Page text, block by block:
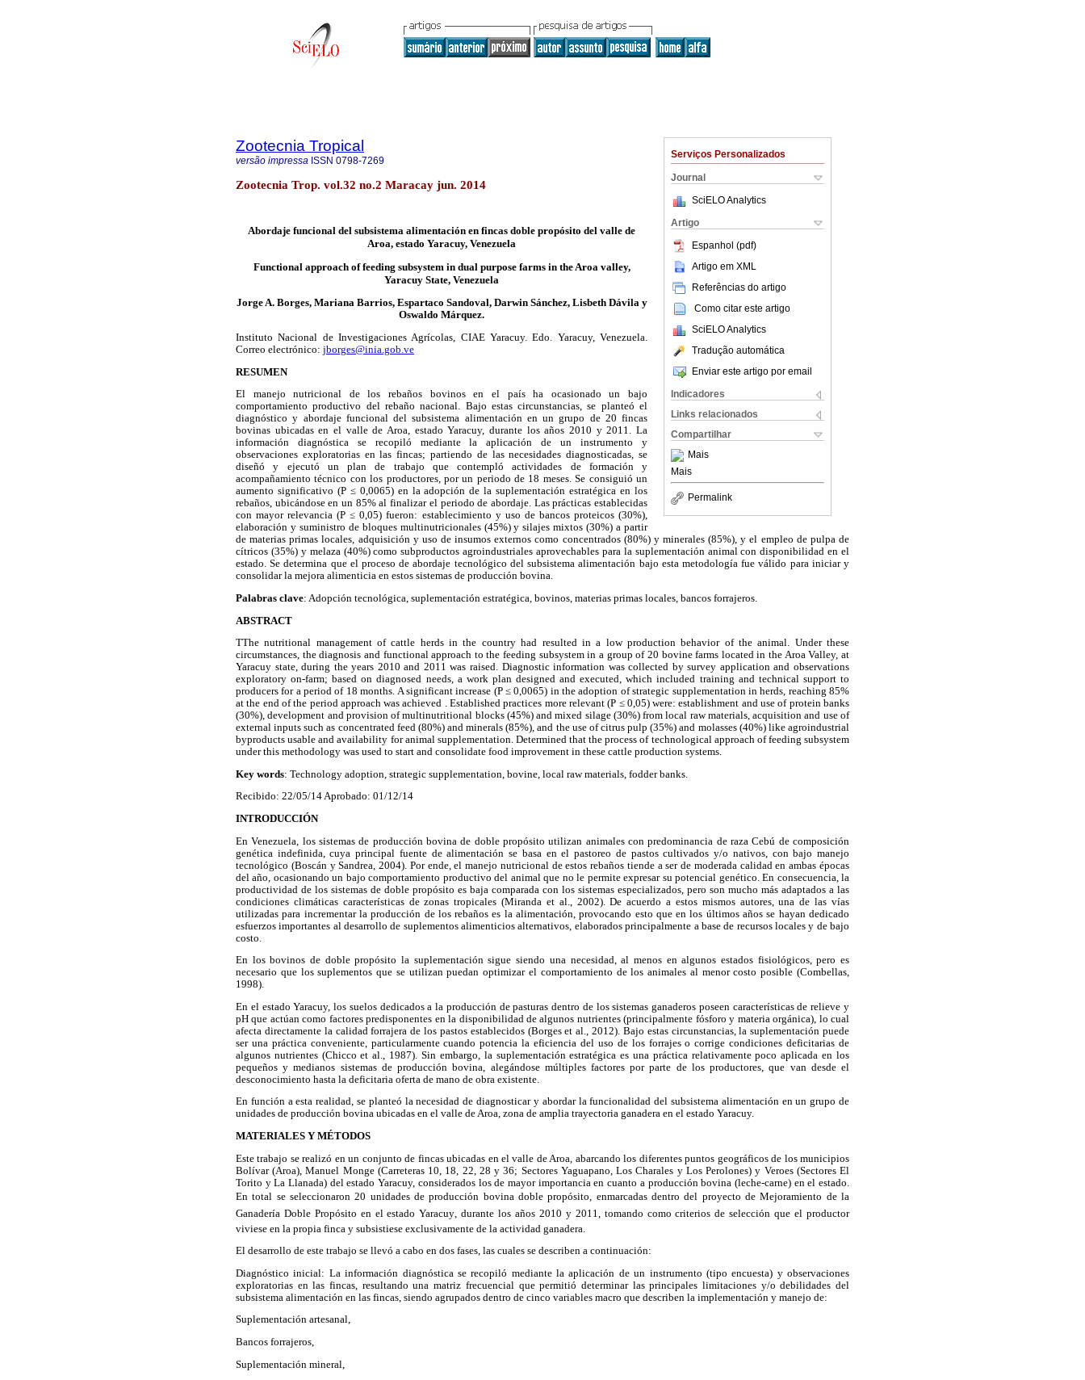
Serviços Personalizados
Journal
SciELO Analytics
Artigo
Espanhol (pdf)
Artigo em XML
Referências do artigo
Como citar este artigo
SciELO Analytics
Tradução automática
Enviar este artigo por email
Indicadores
Links relacionados
Compartilhar
Mais
Mais
Permalink
Zootecnia Tropical
versão impressa ISSN 0798-7269
Zootecnia Trop. vol.32 no.2 Maracay jun. 2014
Abordaje funcional del subsistema alimentación en fincas doble propósito del valle de
Aroa, estado Yaracuy, Venezuela
Functional approach of feeding subsystem in dual purpose farms in the Aroa valley,
Yaracuy State, Venezuela
Jorge A. Borges, Mariana Barrios, Espartaco Sandoval, Darwin Sánchez, Lisbeth Dávila y
Oswaldo Márquez.
Instituto Nacional de Investigaciones Agrícolas, CIAE Yaracuy. Edo. Yaracuy, Venezuela.
Correo electrónico: jborges@inia.gob.ve
RESUMEN
El manejo nutricional de los rebaños bovinos en el país ha ocasionado un bajo
comportamiento productivo del rebaño nacional. Bajo estas circunstancias, se planteó el
diagnóstico y abordaje funcional del subsistema alimentación en un grupo de 20 fincas
bovinas ubicadas en el valle de Aroa, estado Yaracuy, durante los años 2010 y 2011. La
información diagnóstica se recopiló mediante la aplicación de un instrumento y
observaciones exploratorias en las fincas; partiendo de las necesidades diagnosticadas, se
diseñó y ejecutó un plan de trabajo que contempló actividades de formación y
acompañamiento técnico con los productores, por un periodo de 18 meses. Se consiguió un
aumento significativo (P ≤ 0,0065) en la adopción de la suplementación estratégica en los
rebaños, ubicándose en un 85% al finalizar el periodo de abordaje. Las prácticas establecidas
con mayor relevancia (P ≤ 0,05) fueron: establecimiento y uso de bancos proteicos (30%),
elaboración y suministro de bloques multinutricionales (45%) y silajes mixtos (30%) a partir
de materias primas locales, adquisición y uso de insumos externos como concentrados (80%) y minerales (85%), y el empleo de pulpa de
cítricos (35%) y melaza (40%) como subproductos agroindustriales aprovechables para la suplementación animal con disponibilidad en el
estado. Se determina que el proceso de abordaje tecnológico del subsistema alimentación bajo esta metodología fue válido para iniciar y
consolidar la mejora alimenticia en estos sistemas de producción bovina.
Palabras clave: Adopción tecnológica, suplementación estratégica, bovinos, materias primas locales, bancos forrajeros.
ABSTRACT
TThe nutritional management of cattle herds in the country had resulted in a low production behavior of the animal. Under these
circumstances, the diagnosis and functional approach to the feeding subsystem in a group of 20 bovine farms located in the Aroa Valley, at
Yaracuy state, during the years 2010 and 2011 was raised. Diagnostic information was collected by survey application and observations
exploratory on-farm; based on diagnosed needs, a work plan designed and executed, which included training and technical support to
producers for a period of 18 months. A significant increase (P ≤ 0,0065) in the adoption of strategic supplementation in herds, reaching 85%
at the end of the period approach was achieved . Established practices more relevant (P ≤ 0,05) were: establishment and use of protein banks
(30%), development and provision of multinutritional blocks (45%) and mixed silage (30%) from local raw materials, acquisition and use of
external inputs such as concentrated feed (80%) and minerals (85%), and the use of citrus pulp (35%) and molasses (40%) like agroindustrial
byproducts usable and availability for animal supplementation. Determined that the process of technological approach of feeding subsystem
under this methodology was used to start and consolidate food improvement in these cattle production systems.
Key words: Technology adoption, strategic supplementation, bovine, local raw materials, fodder banks.
Recibido: 22/05/14 Aprobado: 01/12/14
INTRODUCCIÓN
En Venezuela, los sistemas de producción bovina de doble propósito utilizan animales con predominancia de raza Cebú de composición
genética indefinida, cuya principal fuente de alimentación se basa en el pastoreo de pastos cultivados y/o nativos, con bajo manejo
tecnológico (Boscán y Sandrea, 2004). Por ende, el manejo nutricional de estos rebaños tiende a ser de moderada calidad en ambas épocas
del año, ocasionando un bajo comportamiento productivo del animal que no le permite expresar su potencial genético. En consecuencia, la
productividad de los sistemas de doble propósito es baja comparada con los sistemas especializados, pero son mucho más adaptados a las
condiciones climáticas características de zonas tropicales (Miranda et al., 2002). De acuerdo a estos mismos autores, una de las vías
utilizadas para incrementar la producción de los rebaños es la alimentación, provocando esto que en los últimos años se hayan dedicado
esfuerzos importantes al desarrollo de suplementos alimenticios alternativos, elaborados principalmente a base de recursos locales y de bajo
costo.
En los bovinos de doble propósito la suplementación sigue siendo una necesidad, al menos en algunos estados fisiológicos, pero es
necesario que los suplementos que se utilizan puedan optimizar el comportamiento de los animales al menor costo posible (Combellas,
1998).
En el estado Yaracuy, los suelos dedicados a la producción de pasturas dentro de los sistemas ganaderos poseen características de relieve y
pH que actúan como factores predisponentes en la disponibilidad de algunos nutrientes (principalmente fósforo y materia orgánica), lo cual
afecta directamente la calidad forrajera de los pastos establecidos (Borges et al., 2012). Bajo estas circunstancias, la suplementación puede
ser una práctica conveniente, particularmente cuando potencia la eficiencia del uso de los forrajes o corrige condiciones deficitarias de
algunos nutrientes (Chicco et al., 1987). Sin embargo, la suplementación estratégica es una práctica relativamente poco aplicada en los
pequeños y medianos sistemas de producción bovina, alegándose múltiples factores por parte de los productores, que van desde el
desconocimiento hasta la deficitaria oferta de mano de obra existente.
En función a esta realidad, se planteó la necesidad de diagnosticar y abordar la funcionalidad del subsistema alimentación en un grupo de
unidades de producción bovina ubicadas en el valle de Aroa, zona de amplia trayectoria ganadera en el estado Yaracuy.
MATERIALES Y MÉTODOS
Este trabajo se realizó en un conjunto de fincas ubicadas en el valle de Aroa, abarcando los diferentes puntos geográficos de los municipios
Bolívar (Aroa), Manuel Monge (Carreteras 10, 18, 22, 28 y 36; Sectores Yaguapano, Los Charales y Los Perolones) y Veroes (Sectores El
Torito y La Llanada) del estado Yaracuy, considerados los de mayor importancia en cuanto a producción bovina (leche-carne) en el estado.
En total se seleccionaron 20 unidades de producción bovina doble propósito, enmarcadas dentro del proyecto de Mejoramiento de la
Ganadería Doble Propósito en el estado Yaracuy, durante los años 2010 y 2011, tomando como criterios de selección que el productor
viviese en la propia finca y subsistiese exclusivamente de la actividad ganadera.
El desarrollo de este trabajo se llevó a cabo en dos fases, las cuales se describen a continuación:
Diagnóstico inicial: La información diagnóstica se recopiló mediante la aplicación de un instrumento (tipo encuesta) y observaciones
exploratorias en las fincas, resultando una matriz frecuencial que permitió determinar las principales limitaciones y/o debilidades del
subsistema alimentación en las fincas, siendo agrupados dentro de cinco variables macro que describen la implementación y manejo de:
Suplementación artesanal,
Bancos forrajeros,
Suplementación mineral,